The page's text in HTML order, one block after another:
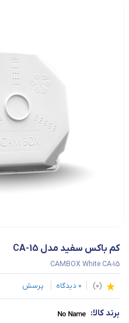
کم باکس سفید مدل CA-15
CAMBOX White CA-15
(
0
)
0 دیدگاه پرسش
برند کالا: